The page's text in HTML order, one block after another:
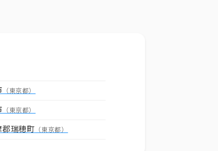
（東京都）
（東京都）
郡瑞穂町 （東京都）